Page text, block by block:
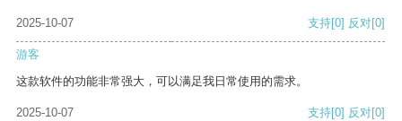
2025-10-07 支持[0] 反对[0]
游客
这款软件的功能非常强大，可以满足我日常使用的需求。
2025-10-07 支持[0] 反对[0]